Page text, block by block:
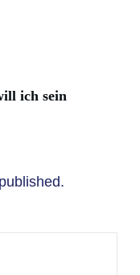
ich sein